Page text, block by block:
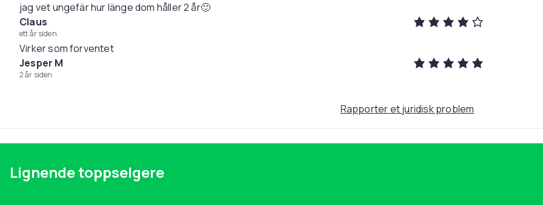
Pakken inkluderer:
1 par øreputer
Vekt, gram
Artikkel nr.
991f9e72-d974-4327-875e-14a605629eed
jag vet ungefär hur länge dom håller 2 år🙂
Claus
ett år siden
Virker som forventet
Jesper M
2 år siden
Rapporter et juridisk problem
Lignende toppselgere